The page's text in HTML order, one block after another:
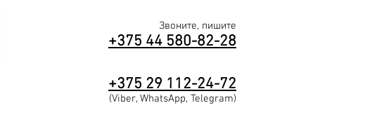
Звоните, пишите
+375 44 580-82-28
+375 29 112-24-72
(Viber, WhatsApp, Telegram)